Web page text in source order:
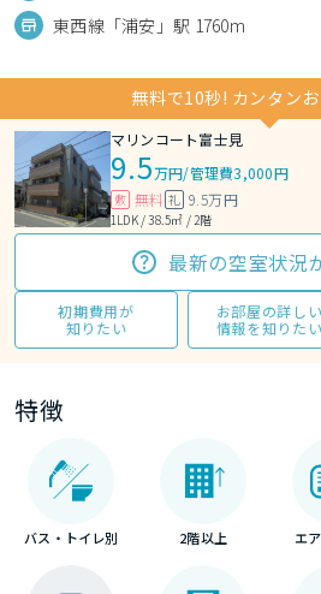
東西線「浦安」駅 1760m
無料で10秒! カンタン
マリンコート富士見
9.5万円/管理費3,000円
敷 無料 礼 9.5万円
1LDK / 38.5㎡ / 2階
最新の空室状況
初期費用が
知りたい
お部屋の詳しい
情報を知りたい
特徴
バス・トイレ別 2階以上 エ